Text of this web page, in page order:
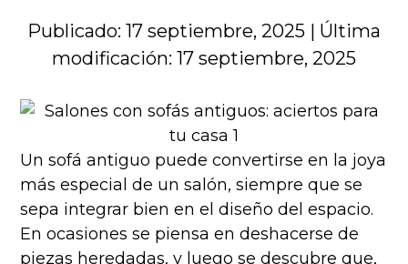
Publicado: 17 septiembre, 2025 | Última
modificación: 17 septiembre, 2025
Un sofá antiguo puede convertirse en la joya
más especial de un salón, siempre que se
sepa integrar bien en el diseño del espacio.
En ocasiones se piensa en deshacerse de
piezas heredadas, y luego se descubre que,